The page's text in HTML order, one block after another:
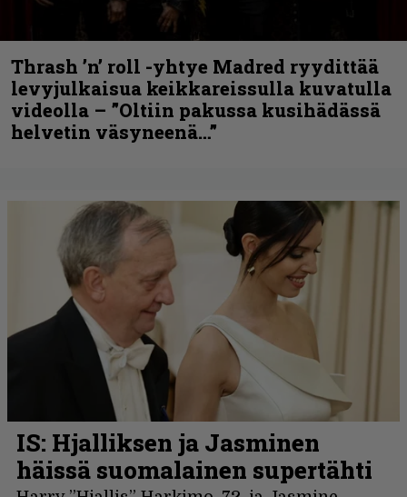
Thrash ’n’ roll -yhtye Madred ryydittää
levyjulkaisua keikkareissulla kuvatulla
videolla – ”Oltiin pakussa kusihädässä
helvetin väsyneenä…”